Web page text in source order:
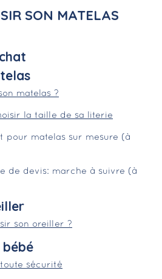
SON MATELAS
matelas ?
la taille de sa literie
pour matelas sur mesure (à
de devis: marche à suivre (à
son oreiller ?
bébé
sécurité